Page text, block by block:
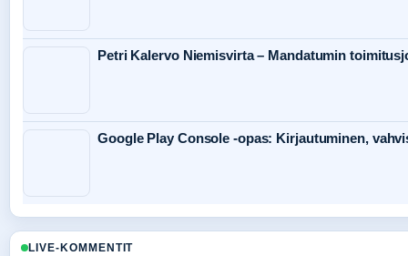
Petri Kalervo Niemisvirta – Mandatumin
Google Play Console -opas: Kirjautuminen,
LIVE-KOMMENTIT